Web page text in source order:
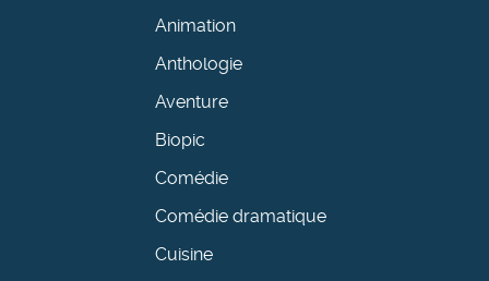
Animation
Anthologie
Aventure
Biopic
Comédie
Comédie dramatique
Cuisine